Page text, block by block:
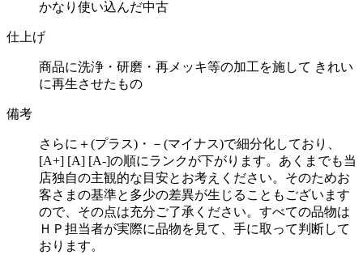
かなり使い込んだ中古
仕上げ
商品に洗浄・研磨・再メッキ等の加工を施して きれい
に再生させたもの
備考
さらに＋(プラス)・－(マイナス)で細分化しており、
[A+] [A] [A-]の順にランクが下がります。あくまでも当
店独自の主観的な目安とお考えください。そのためお
客さまの基準と多少の差異が生じることもございます
ので、その点は充分ご了承ください。すべての品物は
ＨＰ担当者が実際に品物を見て、手に取って判断して
おります。